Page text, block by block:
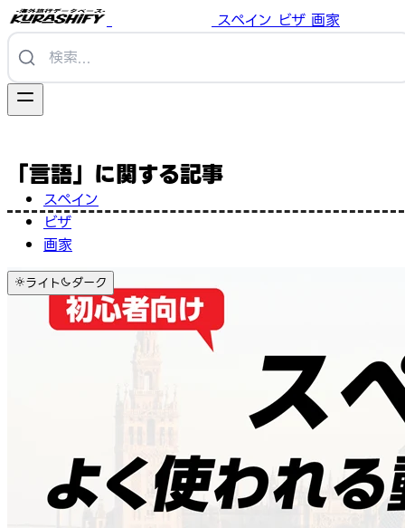
スペイン ビザ 画家
スペイン
ビザ
画家
ライト ダーク
「言語」に関する記事